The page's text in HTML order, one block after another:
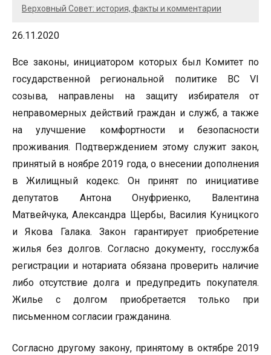
Верховный Совет: история, факты и комментарии
26.11.2020
Все законы, инициатором которых был Комитет по
государственной региональной политике ВС VI
созыва, направлены на защиту избирателя от
неправомерных действий граждан и служб, а также
на улучшение комфортности и безопасности
проживания. Подтверждением этому служит закон,
принятый в ноябре 2019 года, о внесении дополнения
в Жилищный кодекс. Он принят по инициативе
депутатов Антона Онуфриенко, Валентина
Матвейчука, Александра Щербы, Василия Куницкого
и Якова Галака. Закон гарантирует приобретение
жилья без долгов. Согласно документу, госслужба
регистрации и нотариата обязана проверить наличие
либо отсутствие долга и предупредить покупателя.
Жилье с долгом приобретается только при
письменном согласии гражданина.
Согласно другому закону, принятому в октябре 2019